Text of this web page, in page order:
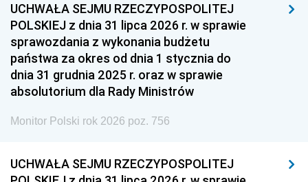
1939 1938 1937
1936 1930
UCHWAŁA SEJMU RZECZYPOSPOLITEJ
POLSKIEJ z dnia 31 lipca 2026 r. w sprawie
sprawozdania z wykonania budżetu
państwa za okres od dnia 1 stycznia do
dnia 31 grudnia 2025 r. oraz w sprawie
absolutorium dla Rady Ministrów
Monitor Polski rok 2026 poz. 756
UCHWAŁA SEJMU RZECZYPOSPOLITEJ